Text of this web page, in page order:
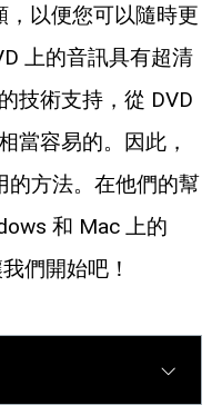
，以便您可以隨時更
上的音訊具有超清
技術支持，從 DVD
當容易的。因此，
的方法。在他們的幫
和 Mac 上的
們開始吧！